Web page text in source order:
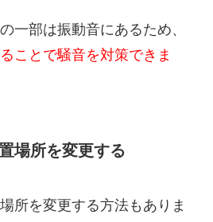
一部は振動音にあるため、
ことで騒音を対策できま
場所を変更する
所を変更する方法もありま